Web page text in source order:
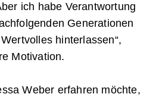
ich habe Verantwortung
Generationen
hinterlassen“,
Motivation.
Weber erfahren möchte,